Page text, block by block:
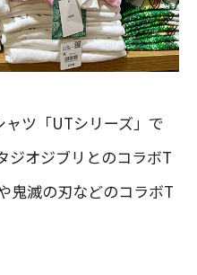
ツ「UTシリーズ」で
ジオジブリとのコラボT
鬼滅の刃などのコラボT